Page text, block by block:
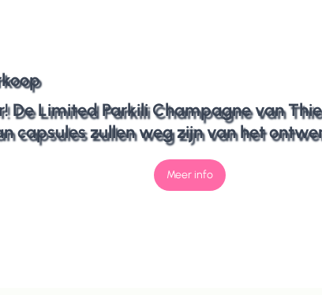
De Limited Parkili Champagne van
capsules zullen weg zijn van het
Meer info